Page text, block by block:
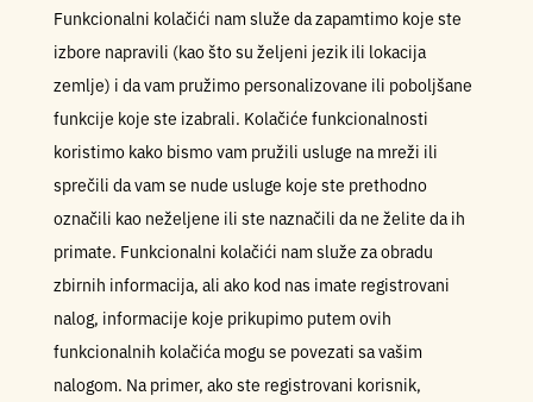
Funkcionalni kolačići nam služe da zapamtimo koje ste
izbore napravili (kao što su željeni jezik ili lokacija
zemlje) i da vam pružimo personalizovane ili poboljšane
funkcije koje ste izabrali. Kolačiće funkcionalnosti
koristimo kako bismo vam pružili usluge na mreži ili
sprečili da vam se nude usluge koje ste prethodno
označili kao neželjene ili ste naznačili da ne želite da ih
primate. Funkcionalni kolačići nam služe za obradu
zbirnih informacija, ali ako kod nas imate registrovani
nalog, informacije koje prikupimo putem ovih
funkcionalnih kolačića mogu se povezati sa vašim
nalogom. Na primer, ako ste registrovani korisnik,